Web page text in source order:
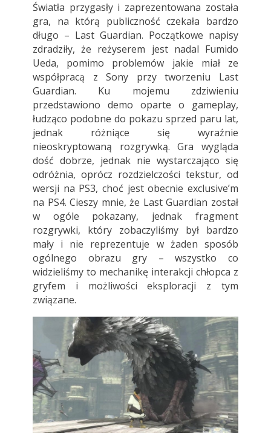
Światła przygasły i zaprezentowana została
gra, na którą publiczność czekała bardzo
długo – Last Guardian. Początkowe napisy
zdradziły, że reżyserem jest nadal Fumido
Ueda, pomimo problemów jakie miał ze
współpracą z Sony przy tworzeniu Last
Guardian. Ku mojemu zdziwieniu
przedstawiono demo oparte o gameplay,
łudząco podobne do pokazu sprzed paru lat,
jednak różniące się wyraźnie
nieoskryptowaną rozgrywką. Gra wygląda
dość dobrze, jednak nie wystarczająco się
odróżnia, oprócz rozdzielczości tekstur, od
wersji na PS3, choć jest obecnie exclusive’m
na PS4. Cieszy mnie, że Last Guardian został
w ogóle pokazany, jednak fragment
rozgrywki, który zobaczyliśmy był bardzo
mały i nie reprezentuje w żaden sposób
ogólnego obrazu gry – wszystko co
widzieliśmy to mechanikę interakcji chłopca z
gryfem i możliwości eksploracji z tym
związane.